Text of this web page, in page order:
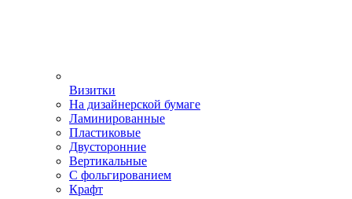
Визитки
На дизайнерской бумаге
Ламинированные
Пластиковые
Двусторонние
Вертикальные
С фольгированием
Крафт